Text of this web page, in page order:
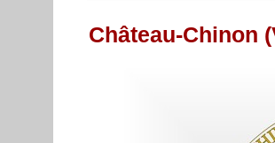
Château-Chinon